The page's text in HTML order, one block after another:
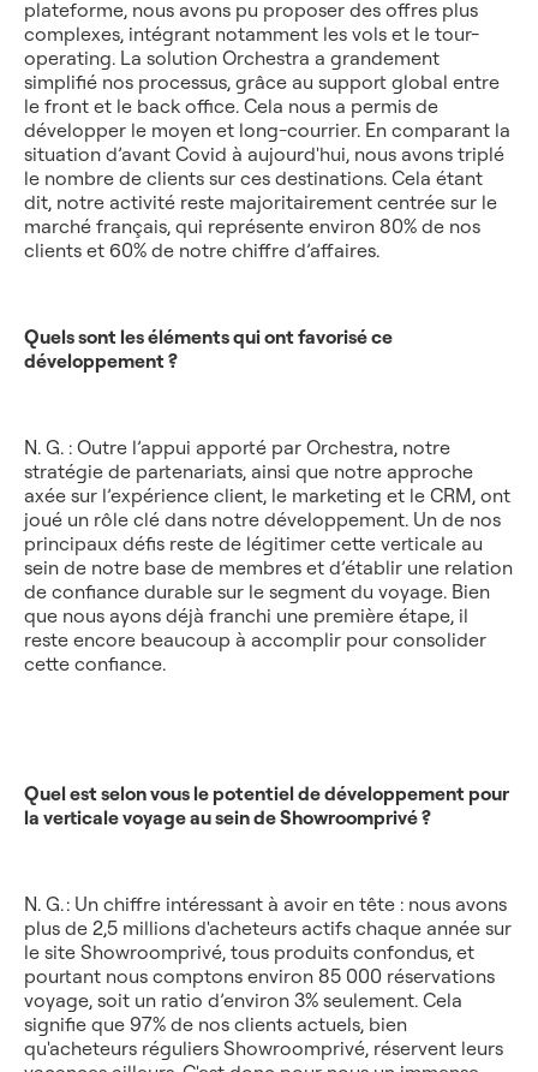
plateforme, nous avons pu proposer des offres plus
complexes, intégrant notamment les vols et le tour-
operating. La solution Orchestra a grandement
simplifié nos processus, grâce au support global entre
le front et le back office. Cela nous a permis de
développer le moyen et long-courrier. En comparant la
situation d’avant Covid à aujourd'hui, nous avons triplé
le nombre de clients sur ces destinations. Cela étant
dit, notre activité reste majoritairement centrée sur le
marché français, qui représente environ 80% de nos
clients et 60% de notre chiffre d’affaires.
Quels sont les éléments qui ont favorisé ce
développement ?
N. G. : Outre l’appui apporté par Orchestra, notre
stratégie de partenariats, ainsi que notre approche
axée sur l’expérience client, le marketing et le CRM, ont
joué un rôle clé dans notre développement. Un de nos
principaux défis reste de légitimer cette verticale au
sein de notre base de membres et d’établir une relation
de confiance durable sur le segment du voyage. Bien
que nous ayons déjà franchi une première étape, il
reste encore beaucoup à accomplir pour consolider
cette confiance.
Quel est selon vous le potentiel de développement pour
la verticale voyage au sein de Showroomprivé ?
N. G. : Un chiffre intéressant à avoir en tête : nous avons
plus de 2,5 millions d'acheteurs actifs chaque année sur
le site Showroomprivé, tous produits confondus, et
pourtant nous comptons environ 85 000 réservations
voyage, soit un ratio d’environ 3% seulement. Cela
signifie que 97% de nos clients actuels, bien
qu'acheteurs réguliers Showroomprivé, réservent leurs